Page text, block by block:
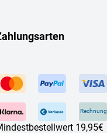
Rechnung
19,95€